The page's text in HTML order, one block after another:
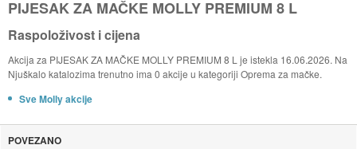
PIJESAK ZA MAČKE MOLLY PREMIUM 8 L
Raspoloživost i cijena
Akcija za PIJESAK ZA MAČKE MOLLY PREMIUM 8 L je istekla 16.06.2026. Na
Njuškalo katalozima trenutno ima 0 akcije u kategoriji Oprema za mačke.
Sve Molly akcije
POVEZANO